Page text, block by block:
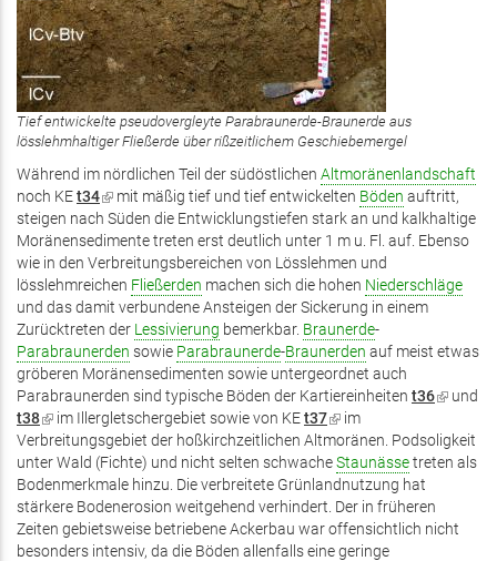
Tief entwickelte pseudovergleyte Parabraunerde-Braunerde aus
lösslehmhaltiger Fließerde über rißzeitlichem Geschiebemergel
Während im nördlichen Teil der südöstlichen Altmoränenlandschaft
noch KEt34(Link
ist
extern)
mit mäßig tief und tief entwickelten Böden auftritt,
steigen nach Süden die Entwicklungstiefen stark an und kalkhaltige
Moränensedimente treten erst deutlich unter 1 m u. Fl. auf. Ebenso
wie in den Verbreitungsbereichen von Lösslehmen und
lösslehmreichen Fließerden machen sich die hohen Niederschläge
und das damit verbundene Ansteigen der Sickerung in einem
Zurücktreten der Lessivierung bemerkbar. Braunerde-
Parabraunerden sowie Parabraunerde-Braunerden auf meist etwas
gröberen Moränensedimenten sowie untergeordnet auch
Parabraunerden sind typische Böden der Kartiereinheiten t36(Link
extern)
und
t38(Link
ist
extern)
im Illergletschergebiet sowie von KEt37(Link
ist
extern)
im
Verbreitungsgebiet der hoßkirchzeitlichen Altmoränen. Podsoligkeit
unter Wald (Fichte) und nicht selten schwacheStaunässetreten als
Bodenmerkmale hinzu. Die verbreitete Grünlandnutzung hat
stärkere Bodenerosion weitgehend verhindert. Der in früheren
Zeiten gebietsweise betriebene Ackerbau war offensichtlich nicht
besonders intensiv, da die Böden allenfalls eine geringe